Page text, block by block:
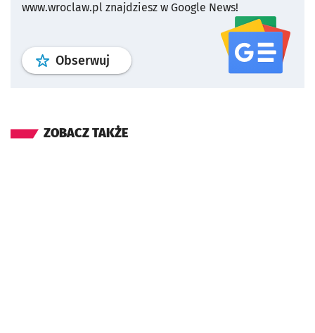
www.wroclaw.pl znajdziesz w Google News!
Obserwuj profil serwisu
ZOBACZ TAKŻE